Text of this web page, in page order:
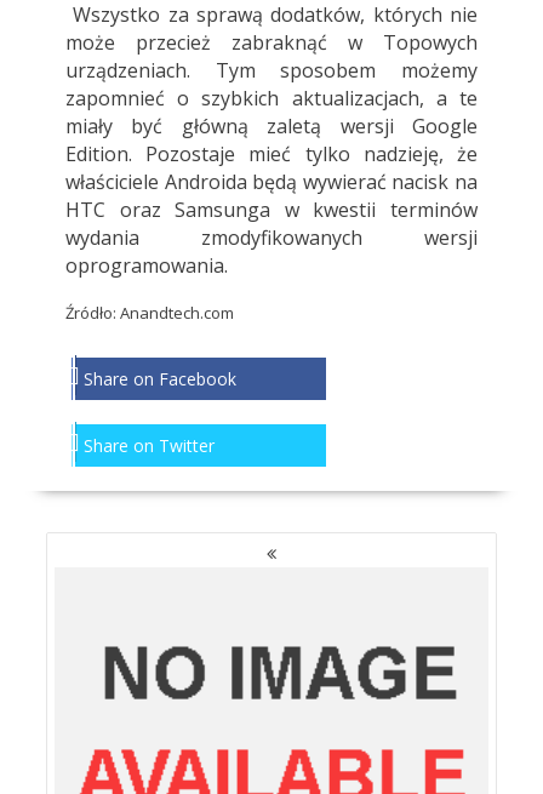
Wszystko za sprawą dodatków, których nie
może przecież zabraknąć w Topowych
urządzeniach. Tym sposobem możemy
zapomnieć o szybkich aktualizacjach, a te
miały być główną zaletą wersji Google
Edition. Pozostaje mieć tylko nadzieję, że
właściciele Androida będą wywierać nacisk na
HTC oraz Samsunga w kwestii terminów
wydania zmodyfikowanych wersji
oprogramowania.
Źródło: Anandtech.com
Share on Facebook
Share on Twitter
NAWIGACJA